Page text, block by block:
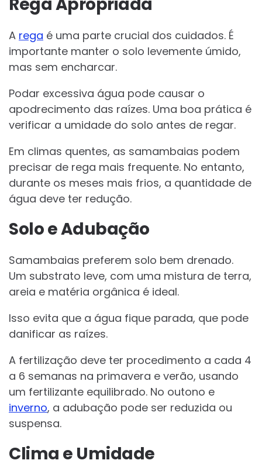
A rega é uma parte crucial dos cuidados. É
importante manter o solo levemente úmido,
mas sem encharcar.
Podar excessiva água pode causar o
apodrecimento das raízes. Uma boa prática é
verificar a umidade do solo antes de regar.
Em climas quentes, as samambaias podem
precisar de rega mais frequente. No entanto,
durante os meses mais frios, a quantidade de
água deve ter redução.
Solo e Adubação
Samambaias preferem solo bem drenado.
Um substrato leve, com uma mistura de terra,
areia e matéria orgânica é ideal.
Isso evita que a água fique parada, que pode
danificar as raízes.
A fertilização deve ter procedimento a cada 4
a 6 semanas na primavera e verão, usando
um fertilizante equilibrado. No outono e
inverno, a adubação pode ser reduzida ou
suspensa.
Clima e Umidade